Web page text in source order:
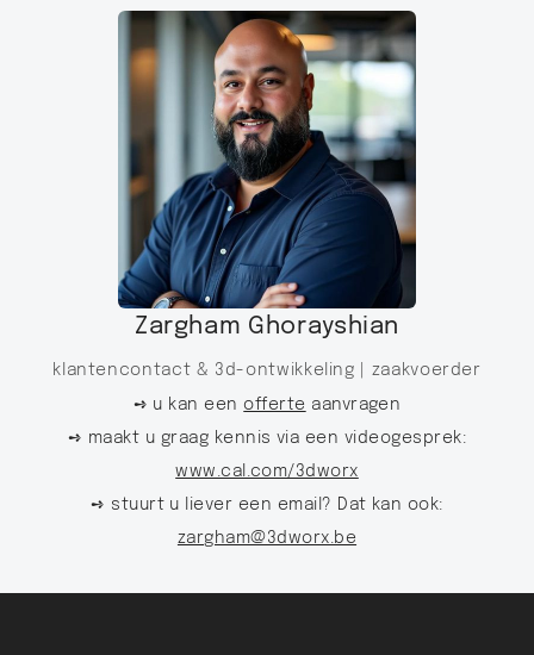
Zargham Ghorayshian
klantencontact & 3d-ontwikkeling | zaakvoerder
➺ u kan een offerte aanvragen
➺ maakt u graag kennis via een videogesprek:
www.cal.com/3dworx
➺ stuurt u liever een email? Dat kan ook:
zargham@3dworx.be